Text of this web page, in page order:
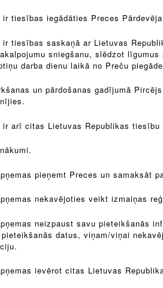
tiesības iegādāties Preces
tiesības saskaņā ar Lietuvas
sniegšanu, slēdzot
darba dienu laikā no Preču
un pārdošanas gadījumā
ir arī citas Lietuvas Republikas
pieņemt Preces un samaksāt
nekavējoties veikt izmaiņas
neizpaust savu pieteikšanās
datus, viņam/viņai
ievērot citas Lietuvas